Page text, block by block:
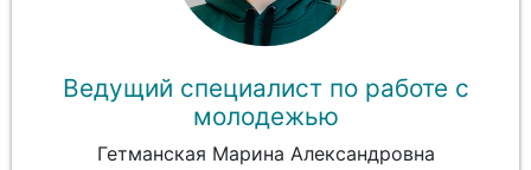
Ведущий специалист по работе с
молодежью
Гетманская Марина Александровна